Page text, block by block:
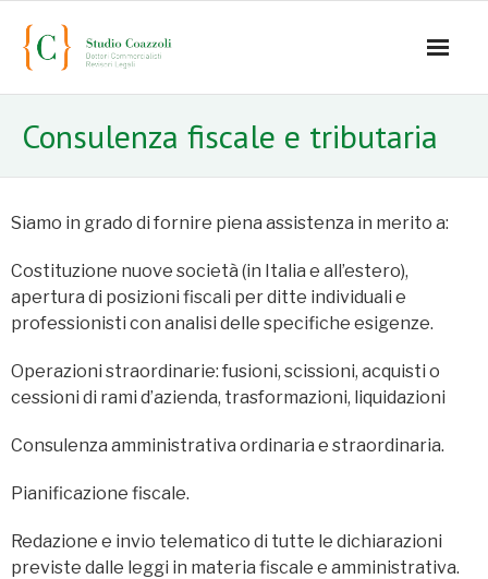
Staff
- Mauro Coazzoli
- Alice Coazzoli
- Greta Coazzoli
Services
Consulenza fiscale e tributaria
Siamo in grado di fornire piena assistenza in merito a:
Costituzione nuove società (in Italia e all’estero),
apertura di posizioni fiscali per ditte individuali e
professionisti con analisi delle specifiche esigenze.
Operazioni straordinarie: fusioni, scissioni, acquisti o
cessioni di rami d’azienda, trasformazioni, liquidazioni
Consulenza amministrativa ordinaria e straordinaria.
Pianificazione fiscale.
Redazione e invio telematico di tutte le dichiarazioni
previste dalle leggi in materia fiscale e amministrativa.